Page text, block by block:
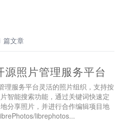
篇文章
照片管理服务平台
理服务平台灵活的照片组织，支持按
智能搜索功能，通过关键词快速定
分享照片，并进行合作编辑项目地
librephotos...